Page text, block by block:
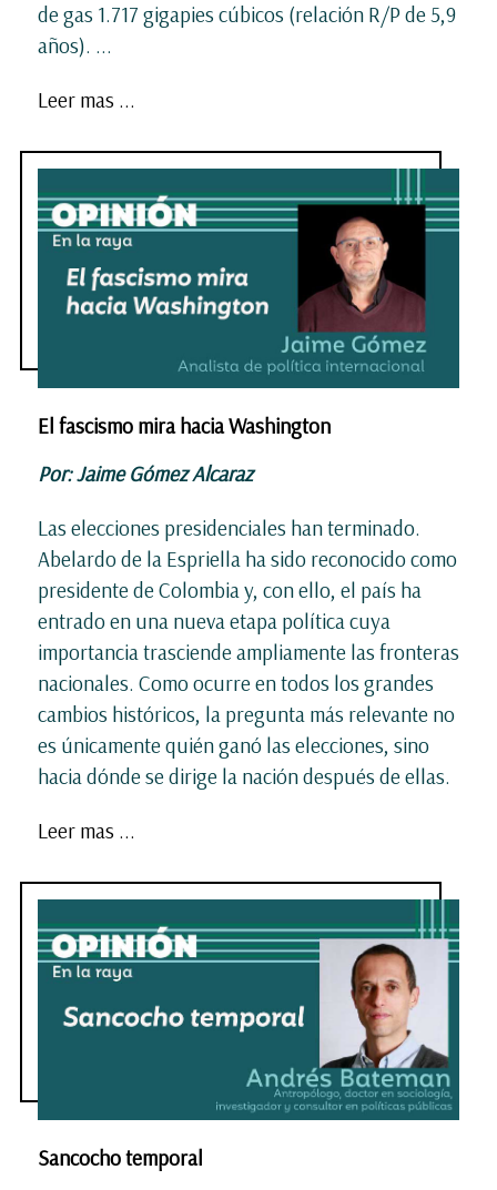
de gas 1.717 gigapies cúbicos (relación R/P de 5,9
años). ...
Leer mas ...
El fascismo mira hacia Washington
Por: Jaime Gómez Alcaraz
Las elecciones presidenciales han terminado.
Abelardo de la Espriella ha sido reconocido como
presidente de Colombia y, con ello, el país ha
entrado en una nueva etapa política cuya
importancia trasciende ampliamente las fronteras
nacionales. Como ocurre en todos los grandes
cambios históricos, la pregunta más relevante no
es únicamente quién ganó las elecciones, sino
hacia dónde se dirige la nación después de ellas.
Leer mas ...
Sancocho temporal